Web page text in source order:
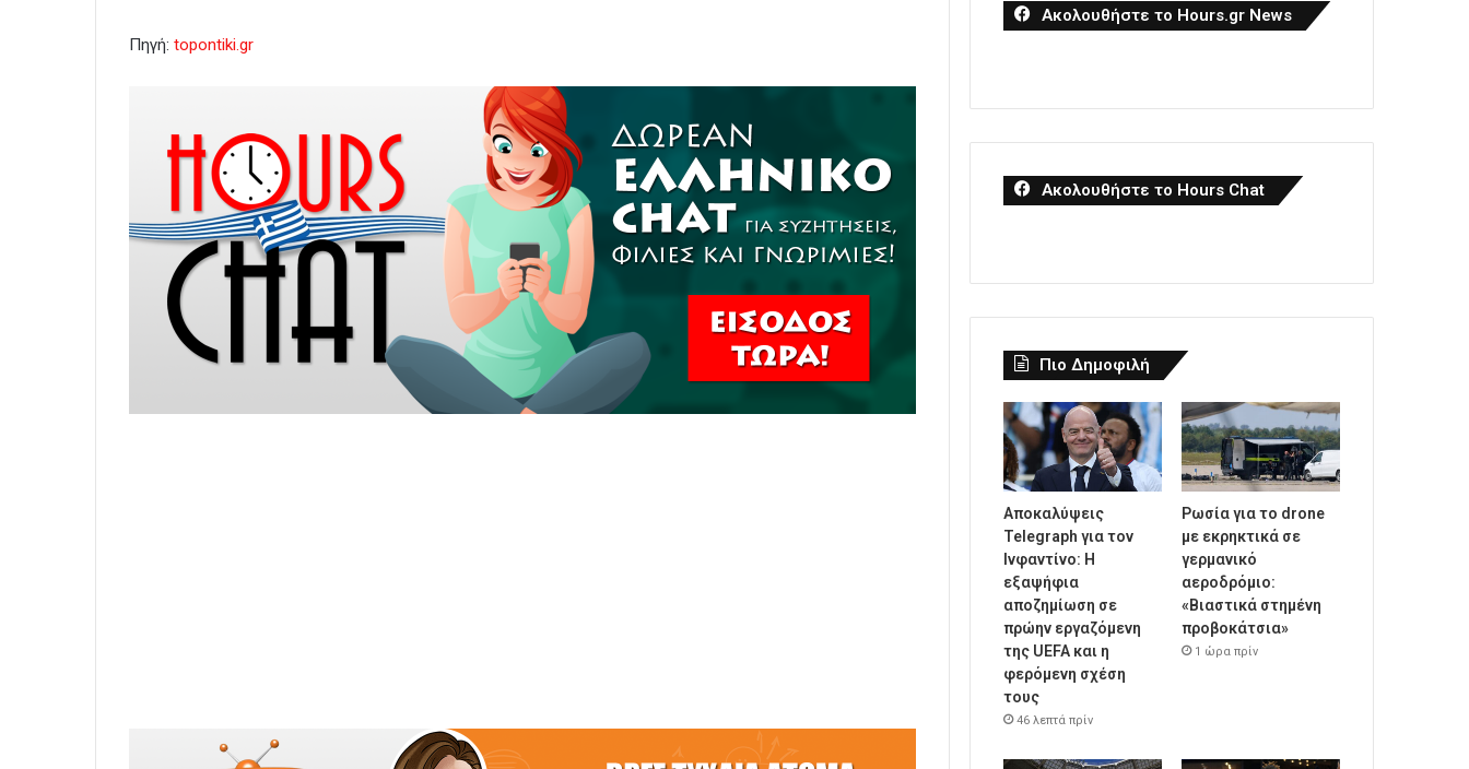
Πηγή: topontiki.gr
Ακολουθήστε το Hours.gr News
Ακολουθήστε το Hours Chat
Πιο Δημοφιλή
Αποκαλύψεις
Telegraph για τον
Ινφαντίνο: Η
εξαψήφια
αποζημίωση σε
πρώην εργαζόμενη
της UEFA και η
φερόμενη σχέση
τους
46 λεπτά πρίν
Ρωσία για το drone
με εκρηκτικά σε
γερμανικό
αεροδρόμιο:
«Βιαστικά στημένη
προβοκάτσια»
1 ώρα πρίν